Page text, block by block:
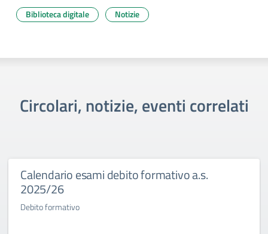
Biblioteca digitale Notizie
Circolari, notizie, eventi correlati
Calendario esami debito formativo a.s.
2025/26
Debito formativo